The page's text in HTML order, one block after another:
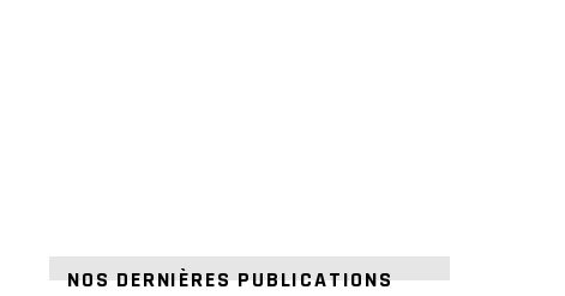
NOS DERNIÈRES PUBLICATIONS